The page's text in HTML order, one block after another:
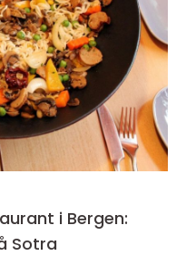
i Bergen:
Sotra